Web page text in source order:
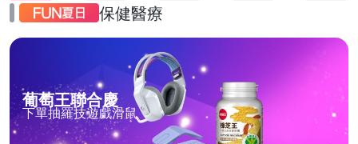
保健醫療
葡萄王聯合慶
下單抽羅技遊戲滑鼠